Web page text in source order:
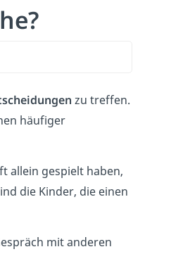
zu treffen.
häufiger
allein gespielt haben,
die Kinder, die einen
mit anderen